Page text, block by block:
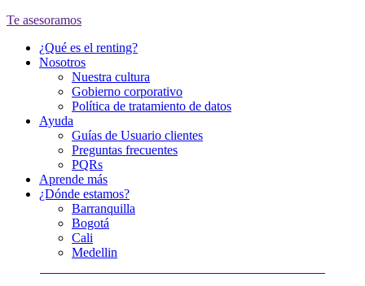
Te asesoramos
¿Qué es el renting?
Nosotros
Nuestra cultura
Gobierno corporativo
Política de tratamiento de datos
Ayuda
Guías de Usuario clientes
Preguntas frecuentes
PQRs
Aprende más
¿Dónde estamos?
Barranquilla
Bogotá
Cali
Medellin